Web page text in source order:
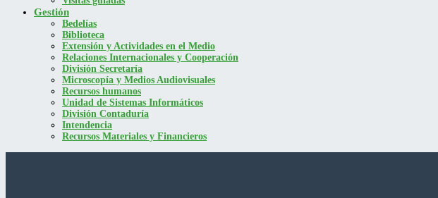
Gestión
Bedelías
Biblioteca
Extensión y Actividades en el Medio
Relaciones Internacionales y Cooperación
División Secretaría
Microscopía y Medios Audiovisuales
Recursos humanos
Unidad de Sistemas Informáticos
División Contaduría
Intendencia
Recursos Materiales y Financieros